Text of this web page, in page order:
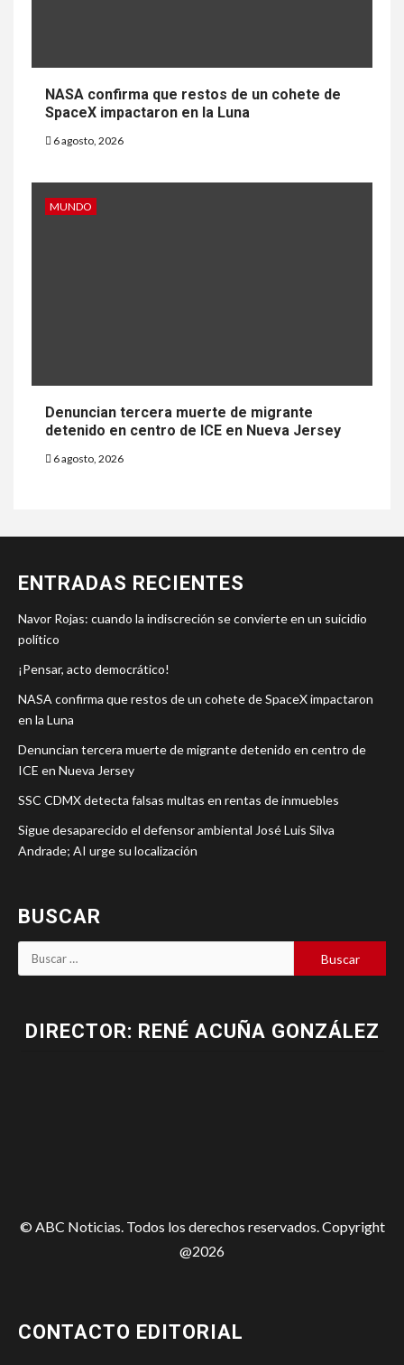
NASA confirma que restos de un cohete de
SpaceX impactaron en la Luna
6 agosto, 2026
MUNDO
Denuncian tercera muerte de migrante
detenido en centro de ICE en Nueva Jersey
6 agosto, 2026
ENTRADAS RECIENTES
Navor Rojas: cuando la indiscreción se convierte en un suicidio
político
¡Pensar, acto democrático!
NASA confirma que restos de un cohete de SpaceX impactaron
en la Luna
Denuncian tercera muerte de migrante detenido en centro de
ICE en Nueva Jersey
SSC CDMX detecta falsas multas en rentas de inmuebles
Sigue desaparecido el defensor ambiental José Luis Silva
Andrade; AI urge su localización
BUSCAR
DIRECTOR: RENÉ ACUÑA GONZÁLEZ
© ABC Noticias. Todos los derechos reservados. Copyright
@2026
CONTACTO EDITORIAL